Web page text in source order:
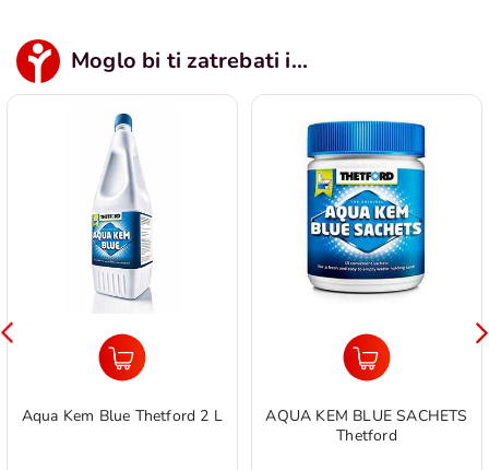
Moglo bi ti zatrebati i...
Aqua Kem Blue Thetford 2 L
AQUA KEM BLUE SACHETS
Thetford